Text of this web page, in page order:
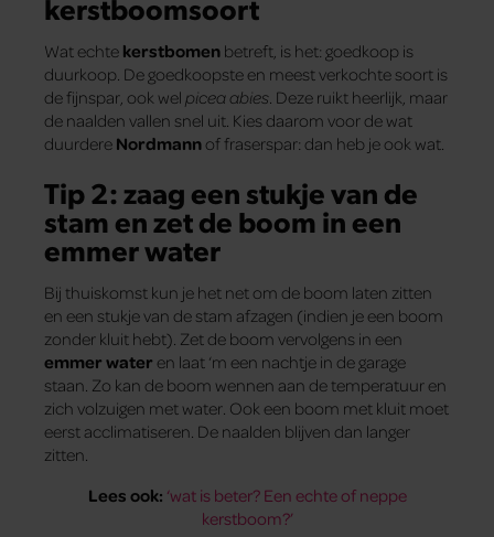
kerstboomsoort
Wat echte kerstbomen betreft, is het: goedkoop is
duurkoop. De goedkoopste en meest verkochte soort is
de fijnspar, ook wel picea abies. Deze ruikt heerlijk, maar
de naalden vallen snel uit. Kies daarom voor de wat
duurdere Nordmann of fraserspar: dan heb je ook wat.
Tip 2:zaag een stukje van de
stam en zet de boom in een
emmer water
Bij thuiskomst kun je het net om de boom laten zitten
en een stukje van de stam afzagen (indien je een boom
zonder kluit hebt). Zet de boom vervolgens in een
emmer water en laat ‘m een nachtje in de garage
staan. Zo kan de boom wennen aan de temperatuur en
zich volzuigen met water. Ook een boom met kluit moet
eerst acclimatiseren. De naalden blijven dan langer
zitten.
Lees ook: ‘wat is beter? Een echte of neppe
kerstboom?’